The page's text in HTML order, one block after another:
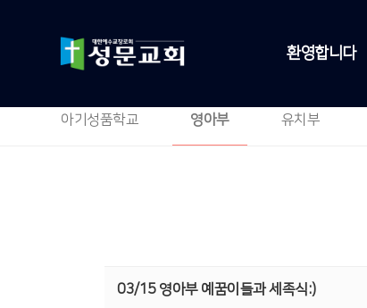
환영합니다
아기성품학교 영아부 유치부
03/15 영아부 예꿈이들과 세족식:)